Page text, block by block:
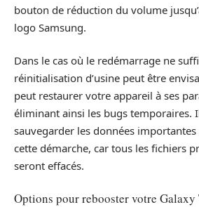
bouton de réduction du volume
logo Samsung.
Dans le cas où le redémarrage ne
réinitialisation d’usine peut être
peut restaurer votre appareil à ses
éliminant ainsi les bugs temporaires.
sauvegarder les données importantes
cette démarche, car tous les fichiers
seront effacés.
Options pour rebooster votre Galaxy